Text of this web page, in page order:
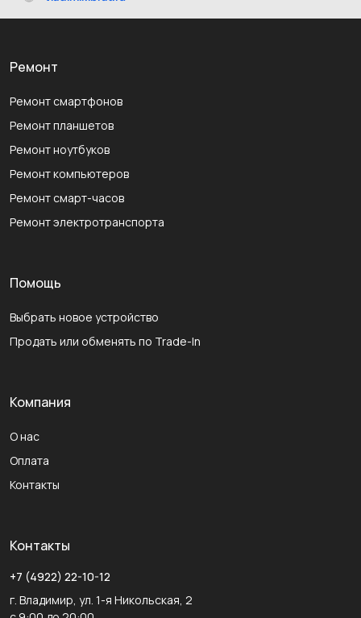
Ремонт
Ремонт смартфонов
Ремонт планшетов
Ремонт ноутбуков
Ремонт компьютеров
Ремонт смарт-часов
Ремонт электротранспорта
Помощь
Выбрать новое устройство
Продать или обменять по Trade-In
Компания
О нас
Оплата
Контакты
Контакты
+7 (4922) 22-10-12
г. Владимир, ул. 1-я Никольская, 2